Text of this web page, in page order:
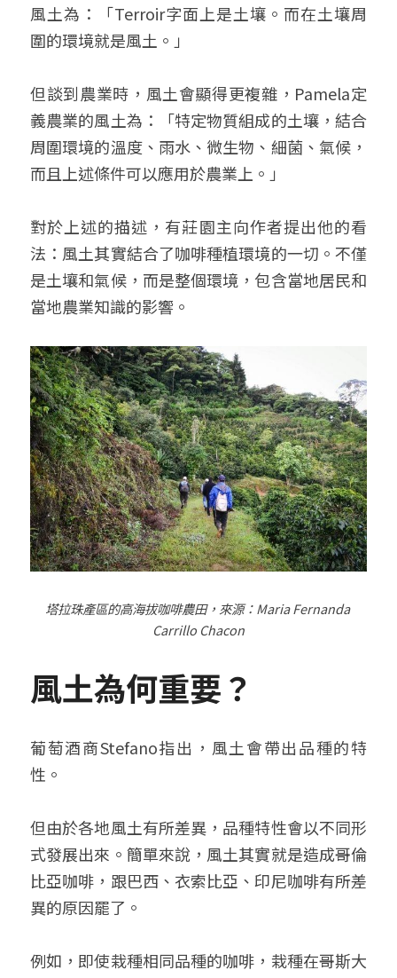
風土為：「Terroir字面上是土壤。而在土壤周
圍的環境就是風土。」
但談到農業時，風土會顯得更複雜，Pamela定
義農業的風土為：「特定物質組成的土壤，結合
周圍環境的溫度、雨水、微生物、細菌、氣候，
而且上述條件可以應用於農業上。」
對於上述的描述，有莊園主向作者提出他的看
法：風土其實結合了咖啡種植環境的一切。不僅
是土壤和氣候，而是整個環境，包含當地居民和
當地農業知識的影響。
塔拉珠產區的高海拔咖啡農田，來源：Maria Fernanda
Carrillo Chacon
風土為何重要？
葡萄酒商Stefano指出，風土會帶出品種的特
性。
但由於各地風土有所差異，品種特性會以不同形
式發展出來。簡單來說，風土其實就是造成哥倫
比亞咖啡，跟巴西、衣索比亞、印尼咖啡有所差
異的原因罷了。
例如，即使栽種相同品種的咖啡，栽種在哥斯大